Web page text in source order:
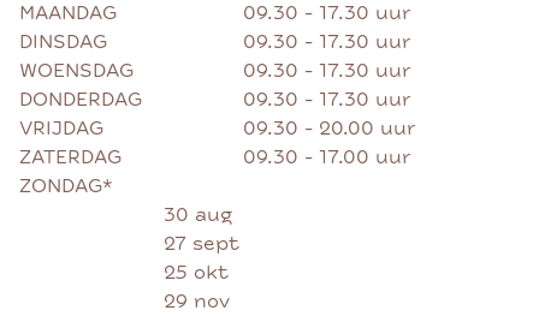
MAANDAG
09.30 - 17.30 uur
DINSDAG
09.30 - 17.30 uur
WOENSDAG
09.30 - 17.30 uur
DONDERDAG
09.30 - 17.30 uur
VRIJDAG
09.30 - 20.00 uur
ZATERDAG
09.30 - 17.00 uur
ZONDAG*
30 aug
27 sept
25 okt
29 nov